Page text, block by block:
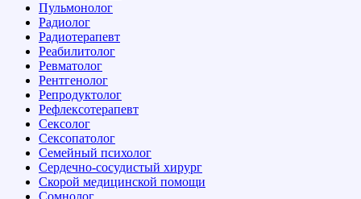
Пульмонолог
Радиолог
Радиотерапевт
Реабилитолог
Ревматолог
Рентгенолог
Репродуктолог
Рефлексотерапевт
Сексолог
Сексопатолог
Семейный психолог
Сердечно-сосудистый хирург
Скорой медицинской помощи
Сомнолог